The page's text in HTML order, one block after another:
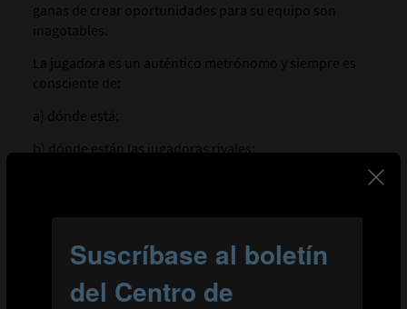
ganas de crear oportunidades para su equipo son
inagotables.
La jugadora es un auténtico metrónomo y siempre es
consciente de:
a) dónde está;
b) dóndeestánlas jugadoras rivales;
e) dónde puede generarse una ocasión.
Al analizar el terreno de juego antes de recibir,
es capaz de decidir con antelación qué va a hacer